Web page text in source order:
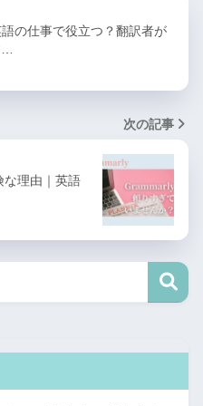
の仕事で役立つ？翻訳者が
次の記事
な理由｜英語